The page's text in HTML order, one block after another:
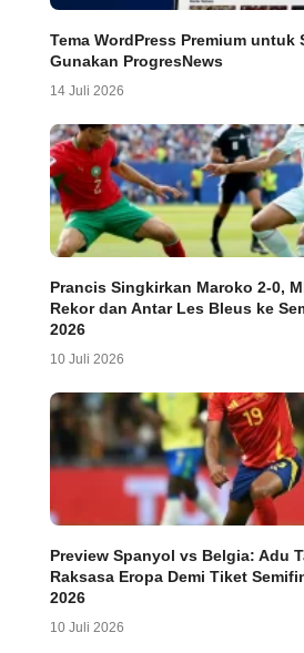
Tema WordPress Premium untuk
Gunakan ProgresNews
14 Juli 2026
Prancis Singkirkan Maroko 2-0,
Rekor dan Antar Les Bleus ke
2026
10 Juli 2026
Preview Spanyol vs Belgia: Adu
Raksasa Eropa Demi Tiket
2026
10 Juli 2026